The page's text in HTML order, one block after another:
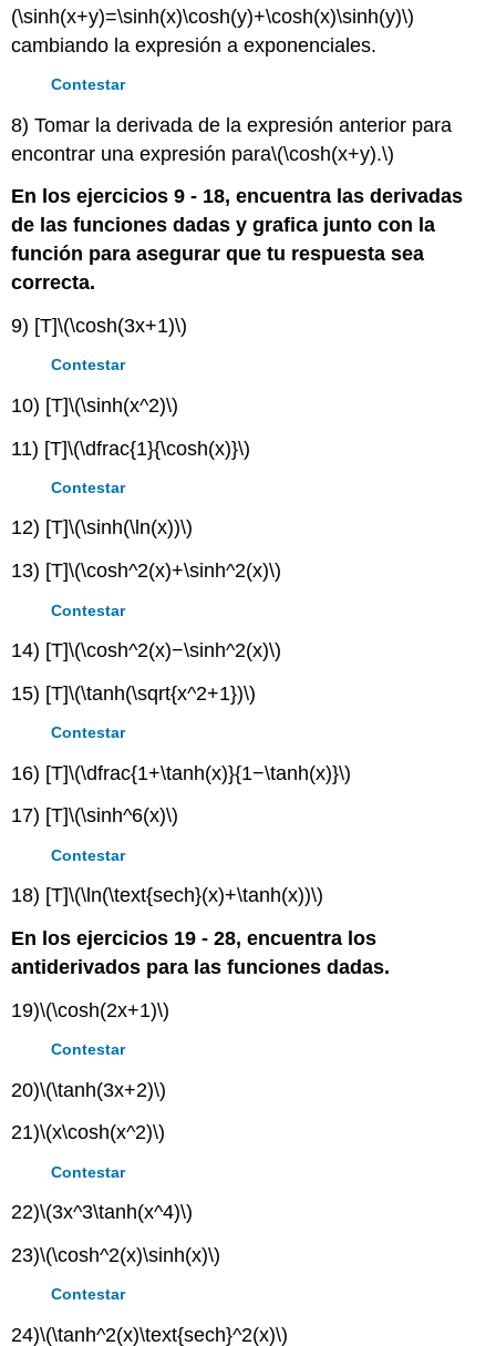
(\sinh(x+y)=\sinh(x)\cosh(y)+\cosh(x)\sinh(y)\)
cambiando la expresión a exponenciales.
Contestar
8) Tomar la derivada de la expresión anterior para
encontrar una expresión para\(\cosh(x+y).\)
En los ejercicios 9 - 18, encuentra las derivadas
de las funciones dadas y grafica junto con la
función para asegurar que tu respuesta sea
correcta.
9) [T]\(\cosh(3x+1)\)
Contestar
10) [T]\(\sinh(x^2)\)
11) [T]\(\dfrac{1}{\cosh(x)}\)
Contestar
12) [T]\(\sinh(\ln(x))\)
13) [T]\(\cosh^2(x)+\sinh^2(x)\)
Contestar
14) [T]\(\cosh^2(x)−\sinh^2(x)\)
15) [T]\(\tanh(\sqrt{x^2+1})\)
Contestar
16) [T]\(\dfrac{1+\tanh(x)}{1−\tanh(x)}\)
17) [T]\(\sinh^6(x)\)
Contestar
18) [T]\(\ln(\text{sech}(x)+\tanh(x))\)
En los ejercicios 19 - 28, encuentra los
antiderivados para las funciones dadas.
19)\(\cosh(2x+1)\)
Contestar
20)\(\tanh(3x+2)\)
21)\(x\cosh(x^2)\)
Contestar
22)\(3x^3\tanh(x^4)\)
23)\(\cosh^2(x)\sinh(x)\)
Contestar
24)\(\tanh^2(x)\text{sech}^2(x)\)